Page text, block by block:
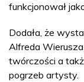
funkcjonował
Dodała, że
Alfreda
twórczości a
pogrzeb artysty.